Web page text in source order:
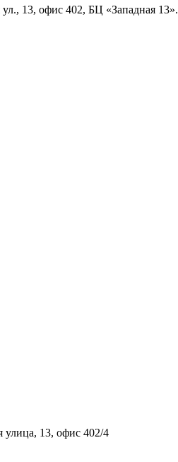
13, офис 402, БЦ «Западная 13».
улица, 13, офис 402/4